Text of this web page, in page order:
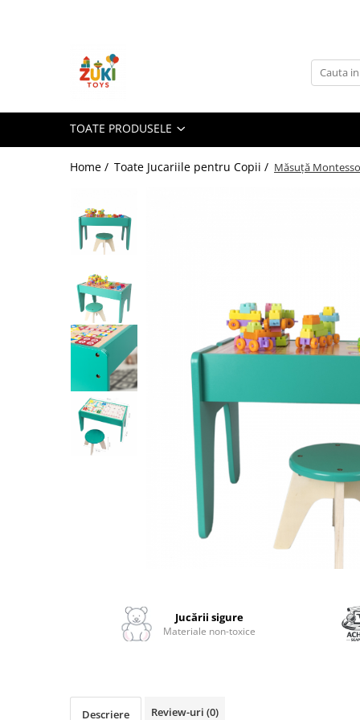
Toate Produsele
Jucarii pentru calatorii
Recomandari Zuki
Cadouri pentru Copii
Cadouri Aniversare
Cadouri dupa Buget
Cadouri sub 59 lei
Cadouri sub 149 lei
Jucarii pe Varsta Copilului
Balansoare & Covorase de Joaca
Depozitare & Organizare Jucarii
TOATE PRODUSELE
Home / Toate Jucariile pentru Copii / Măsuță
Jucării sigure
Materiale non-toxice
Descriere Review-uri (0)